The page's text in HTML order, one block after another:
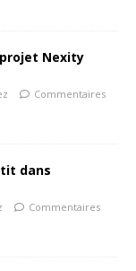
Nexity
Commentaires
dans
Commentaires